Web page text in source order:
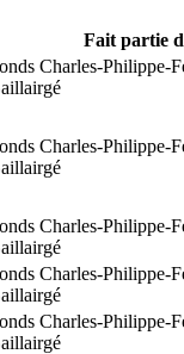
Fait partie
Charles-Philippe-
Charles-Philippe-
Charles-Philippe-
Charles-Philippe-
Charles-Philippe-